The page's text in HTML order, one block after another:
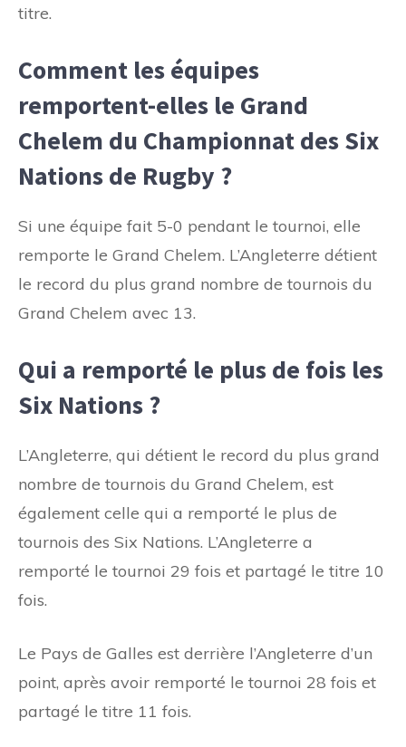
titre.
Comment les équipes
remportent-elles le Grand
Chelem du Championnat des Six
Nations de Rugby ?
Si une équipe fait 5-0 pendant le tournoi, elle
remporte le Grand Chelem. L’Angleterre détient
le record du plus grand nombre de tournois du
Grand Chelem avec 13.
Qui a remporté le plus de fois les
Six Nations ?
L’Angleterre, qui détient le record du plus grand
nombre de tournois du Grand Chelem, est
également celle qui a remporté le plus de
tournois des Six Nations. L’Angleterre a
remporté le tournoi 29 fois et partagé le titre 10
fois.
Le Pays de Galles est derrière l’Angleterre d’un
point, après avoir remporté le tournoi 28 fois et
partagé le titre 11 fois.